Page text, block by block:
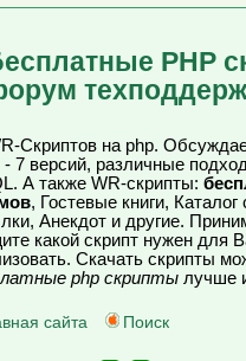
PHP
Скриптов на php.
7 версий, различные
А также WR-скрипты:
, Гостевые книги,
Анекдот и другие.
какой скрипт нужен для
Скачать скрипты
php скриптылучше
сайта
Поиск